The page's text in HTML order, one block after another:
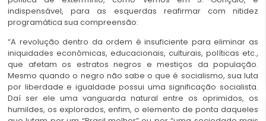
indispensável, para as esquerdas reafirmar com nitidez
programática sua compreensão:
“A revolução dentro da ordem é insuficiente para eliminar as
iniquidades econômicas, educacionais, culturais, políticas etc.,
que afetam os estratos negros e mestiços da população.
Mesmo quando o negro não sabe o que é socialismo, sua luta
por liberdade e igualdade possui uma significação socialista.
Daí ser ele uma vanguarda natural entre os oprimidos, os
humildes, os explorados, enfim, o elemento de ponta daqueles